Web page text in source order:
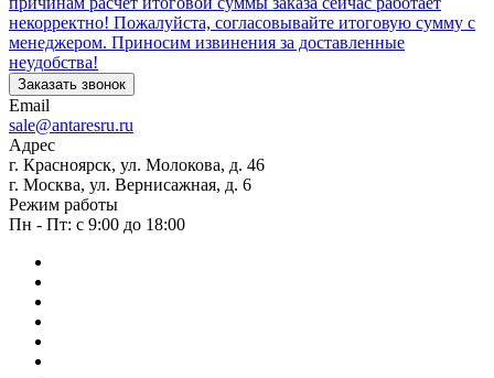
некорректно! Пожалуйста, согласовывайте итоговую сумму с
менеджером. Приносим извинения за доставленные
неудобства!
Заказать звонок
Email
sale@antaresru.ru
Адрес
г. Красноярск, ул. Молокова, д. 46
г. Москва, ул. Вернисажная, д. 6
Режим работы
Пн - Пт: с 9:00 до 18:00